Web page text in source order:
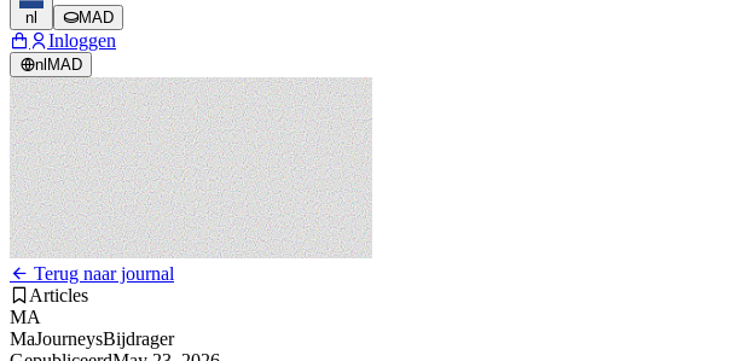
nl MAD
Inloggen
nl MAD
Terug naar journal
Articles
MA
MaJourneysBijdrager